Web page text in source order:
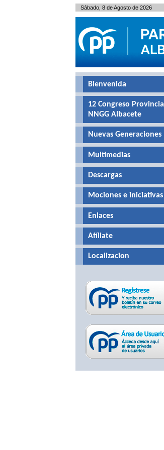
Bienvenida
12 Congreso Provincial
NNGG Albacete
Nuevas Generaciones
Multimedias
Descargas
Mociones e iniciativas
Enlaces
Afíliate
Localizacion
Sábado, 8 de Agosto de 2026